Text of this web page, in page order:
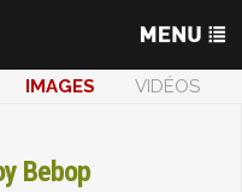
IMAGES
VIDÉOS
Bebop